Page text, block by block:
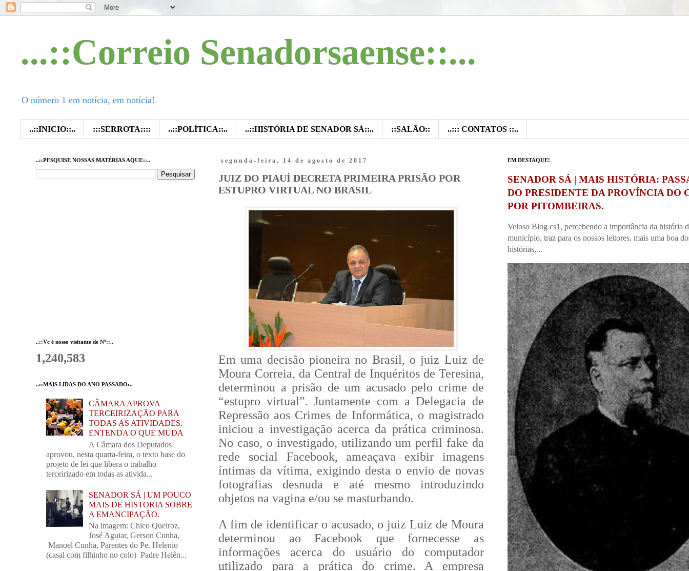
...::Correio Senadorsaense::...
O número 1 em notícia, em notícia!
..::INICIO::.. :::SERROTA:::: ..::POLÍTICA::.. ..::HISTÓRIA DE SENADOR SÁ::.. ::SALÃO:: ..::: CONTATOS ::..
segunda-feira, 14 de agosto de 2017
JUIZ DO PIAUÍ DECRETA PRIMEIRA PRISÃO POR
ESTUPRO VIRTUAL NO BRASIL
Em uma decisão pioneira no Brasil, o juiz Luiz de
Moura Correia, da Central de Inquéritos de Teresina,
determinou a prisão de um acusado pelo crime de
“estupro virtual”. Juntamente com a Delegacia de
Repressão aos Crimes de Informática, o magistrado
iniciou a investigação acerca da prática criminosa.
No caso, o investigado, utilizando um perfil fake da
rede social Facebook, ameaçava exibir imagens
íntimas da vítima, exigindo desta o envio de novas
fotografias desnuda e até mesmo introduzindo
objetos na vagina e/ou se masturbando.
A fim de identificar o acusado, o juiz Luiz de Moura
determinou ao Facebook que fornecesse as
informações acerca do usuário do computador
utilizado para a prática do crime. A empresa
..::PESQUISE NOSSAS MATÉRIAS AQUI!::..
..::Vc é nosso visitante de Nº::..
1,240,583
..::MAIS LIDAS DO ANO PASSADO:..
CÂMARA APROVA
TERCEIRIZAÇÃO PARA
TODAS AS ATIVIDADES.
ENTENDA O QUE MUDA
A Câmara dos Deputados
aprovou, nesta quarta-feira, o texto base do
projeto de lei que libera o trabalho
terceirizado em todas as ativida...
SENADOR SÁ | UM POUCO
MAIS DE HISTORIA SOBRE
A EMANCIPAÇÃO.
Na imagem: Chico Queiroz,
José Aguiar, Gerson Cunha,
Manoel Cunha, Parentes do Pe. Helenio
(casal com filhinho no colo) Padre Helên...
EM DESTAQUE!
SENADOR SÁ | MAIS HISTÓRIA:
DO PRESIDENTE DA PROVÍNCIA DO
POR PITOMBEIRAS.
Veloso Blog cs1, percebendo a importância da história
município, traz para os nossos leitores, mais uma boa
histórias,...